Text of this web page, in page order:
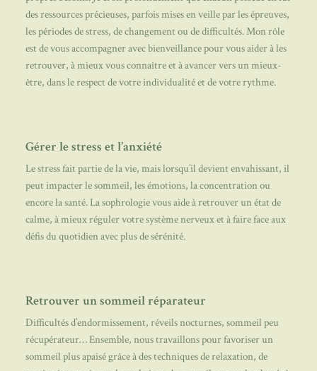
des ressources précieuses, parfois mises en veille par les épreuves,
les périodes de stress, de changement ou de difficultés. Mon rôle
est de vous accompagner avec bienveillance pour vous aider à les
retrouver, à mieux vous connaître et à avancer vers un mieux-
être, dans le respect de votre individualité et de votre rythme.
Gérer le stress et l’anxiété
Le stress fait partie de la vie, mais lorsqu’il devient envahissant, il
peut impacter le sommeil, les émotions, la concentration ou
encore la santé. La sophrologie vous aide à retrouver un état de
calme, à mieux réguler votre système nerveux et à faire face aux
défis du quotidien avec plus de sérénité.
Retrouver un sommeil réparateur
Difficultés d’endormissement, réveils nocturnes, sommeil peu
récupérateur… Ensemble, nous travaillons pour favoriser un
sommeil plus apaisé grâce à des techniques de relaxation, de